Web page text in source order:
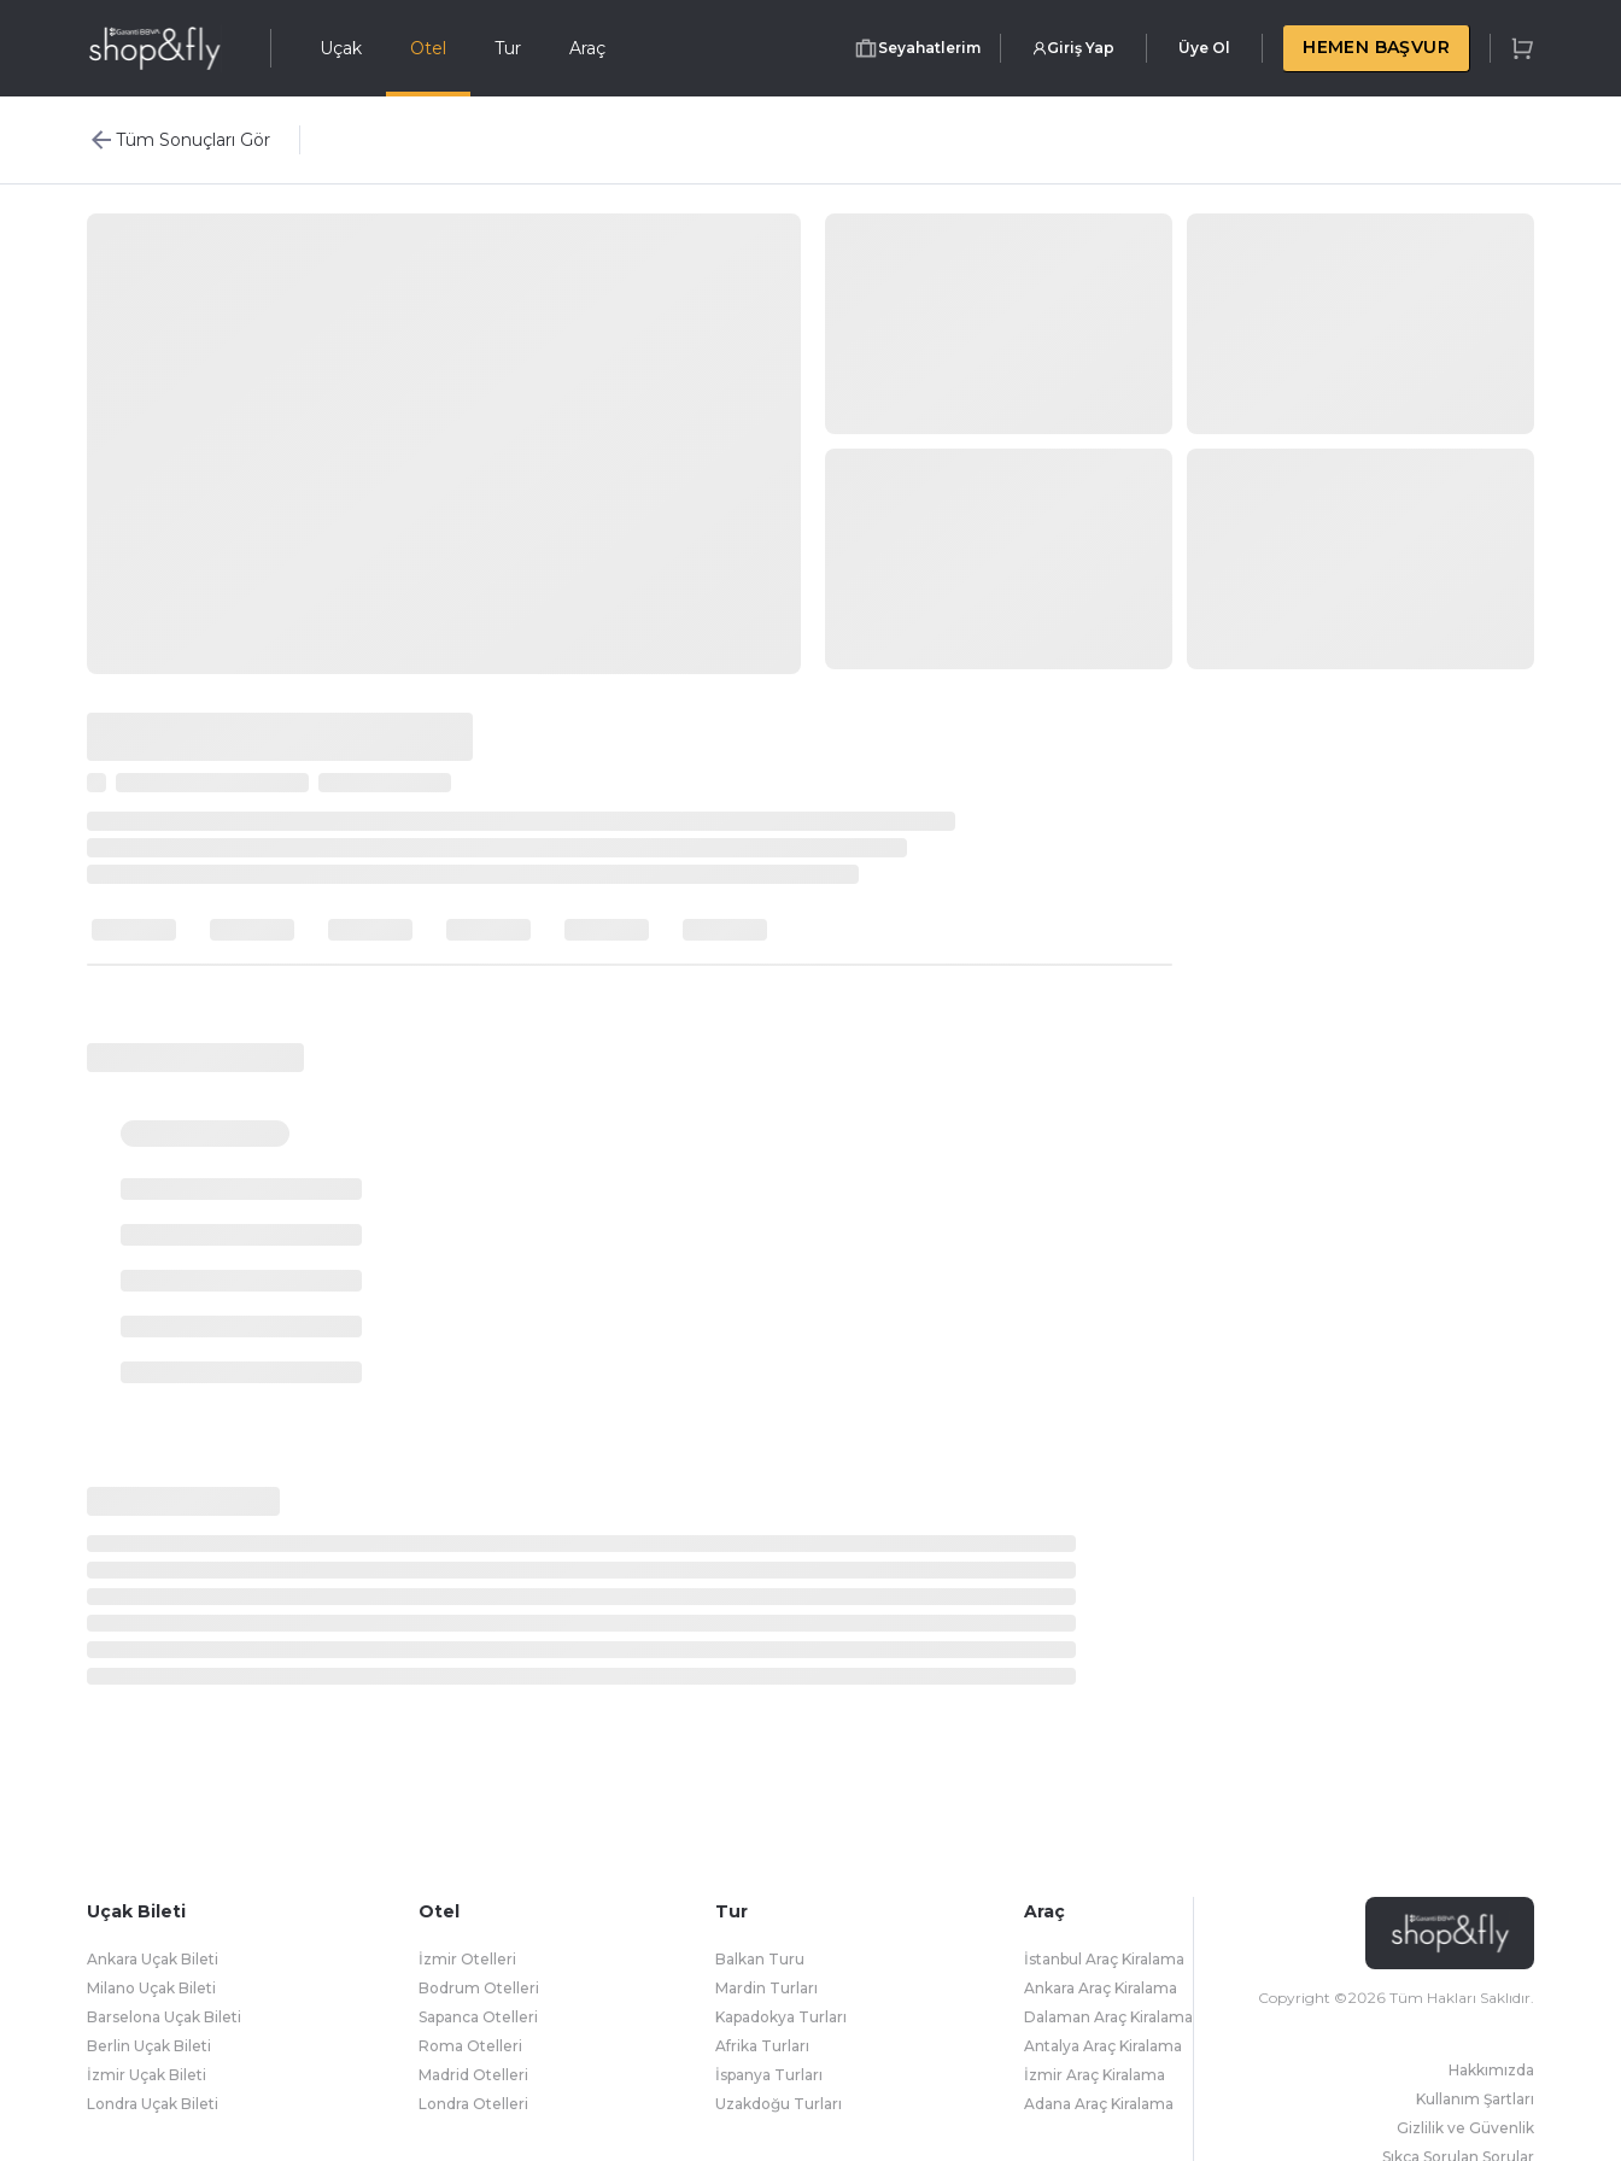
Uçak Otel Tur Araç Seyahatlerim Giriş Yap Üye Ol HEMEN BAŞVUR
Tüm Sonuçları Gör
Uçak Bileti
Ankara Uçak Bileti
Milano Uçak Bileti
Barselona Uçak Bileti
Berlin Uçak Bileti
İzmir Uçak Bileti
Londra Uçak Bileti
Otel
İzmir Otelleri
Bodrum Otelleri
Sapanca Otelleri
Roma Otelleri
Madrid Otelleri
Londra Otelleri
Tur
Balkan Turu
Mardin Turları
Kapadokya Turları
Afrika Turları
İspanya Turları
Uzakdoğu Turları
Araç
İstanbul Araç Kiralama
Ankara Araç Kiralama
Dalaman Araç Kiralama
Antalya Araç Kiralama
İzmir Araç Kiralama
Adana Araç Kiralama
Copyright ©2026 Tüm Hakları Saklıdır.
Hakkımızda
Kullanım Şartları
Gizlilik ve Güvenlik
Sıkça Sorulan Sorular